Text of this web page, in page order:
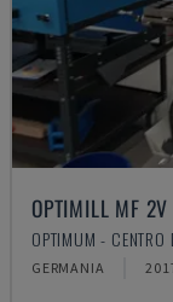
OPTIMILL MF 2V
OPTIMUM - CENTRO
GERMANIA